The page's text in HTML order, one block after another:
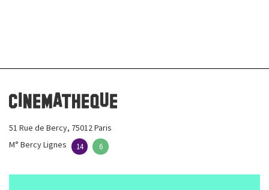
51 Rue de Bercy, 75012 Paris
M° Bercy Lignes
14 6